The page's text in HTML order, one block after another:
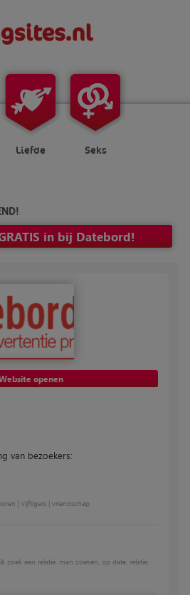
Liefde Seks
in bij Datebord!
openen
van bezoekers:
| vijftigers | vriendschap
ik zoek een relatie man zoeken op date relatie